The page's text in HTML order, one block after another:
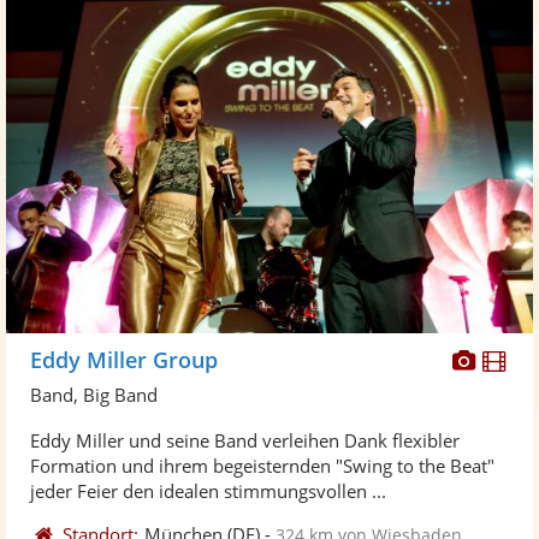
Eddy Miller Group
Band, Big Band
Eddy Miller und seine Band verleihen Dank flexibler
Formation und ihrem begeisternden "Swing to the Beat"
jeder Feier den idealen stimmungsvollen ...
Standort: München (DE) -